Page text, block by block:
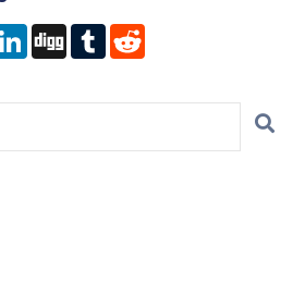
LinkedIn
DiggTumblr